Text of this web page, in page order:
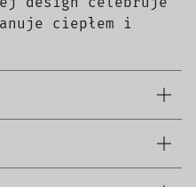
ciepłem i